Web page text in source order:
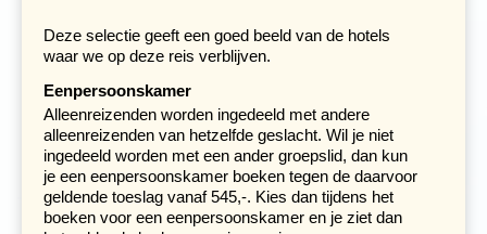
Deze selectie geeft een goed beeld van de hotels
waar we op deze reis verblijven.
Eenpersoonskamer
Alleenreizenden worden ingedeeld met andere
alleenreizenden van hetzelfde geslacht. Wil je niet
ingedeeld worden met een ander groepslid, dan kun
je een eenpersoonskamer boeken tegen de daarvoor
geldende toeslag vanaf 545,-. Kies dan tijdens het
boeken voor een eenpersoonskamer en je ziet dan